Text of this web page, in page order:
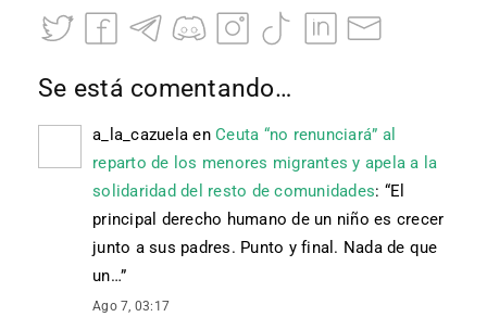
Se está comentando…
a_la_cazuela en Ceuta “no renunciará” al
reparto de los menores migrantes y apela a la
solidaridad del resto de comunidades: “El
principal derecho humano de un niño es crecer
junto a sus padres. Punto y final. Nada de que
un…”
Ago 7, 03:17